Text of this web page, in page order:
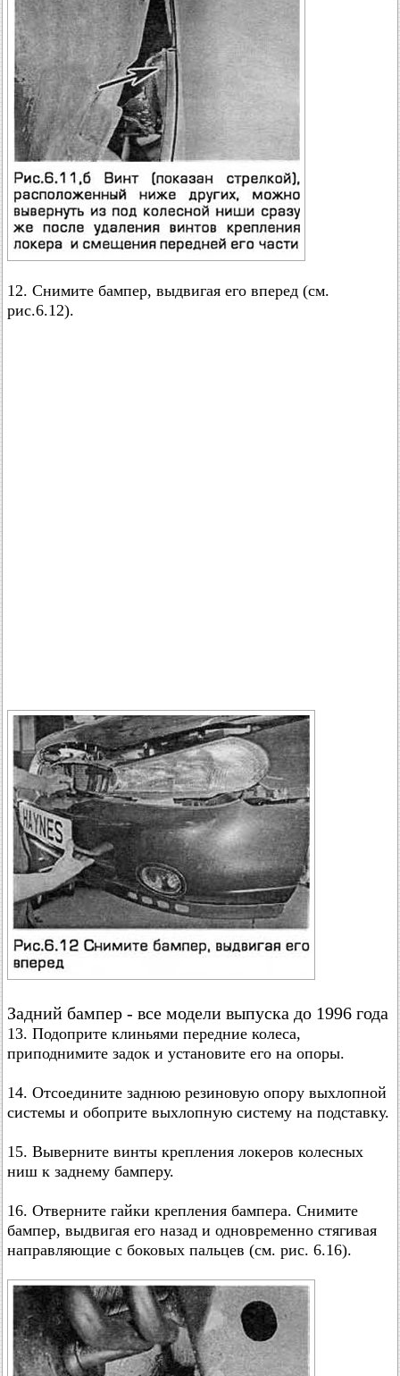
12. Снимите бампер, выдвигая его вперед (см.
рис.6.12).
Задний бампер - все модели выпуска до 1996 года
13. Подоприте клиньями передние колеса,
приподнимите задок и установите его на опоры.
14. Отсоедините заднюю резиновую опору выхлопной
системы и обоприте выхлопную систему на подставку.
15. Выверните винты крепления локеров колесных
ниш к заднему бамперу.
16. Отверните гайки крепления бампера. Снимите
бампер, выдвигая его назад и одновременно стягивая
направляющие с боковых пальцев (см. рис. 6.16).